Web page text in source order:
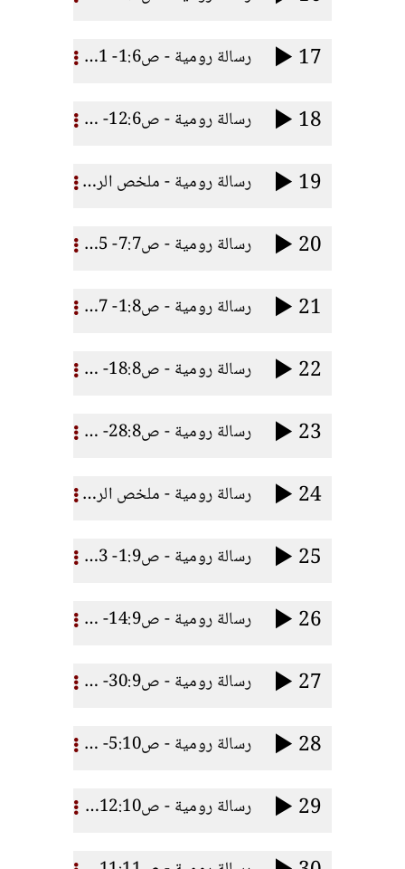
17 رسالة رومية - ص1:6- 11 المعمودية
18 رسالة رومية - ص12:6- 23 التحرر من الخطية
19 رسالة رومية - ملخص الرسالة + ص1:7- 6التحرر من الناموس
20 رسالة رومية - ص7:7- 25 عجز الناموس
21 رسالة رومية - ص1:8- 17 فى المسيح يسوع
22 رسالة رومية - ص18:8- 28 رجاؤنا
23 رسالة رومية - ص28:8- 31 المدعوون
24 رسالة رومية - ملخص الرسالة+ص32:8- 39أعظم من منتصرين
25 رسالة رومية - ص1:9- 13 الاختيار
26 رسالة رومية - ص14:9- 29 سلطان اللـه
27 رسالة رومية - ص30:9- 4:10عثرة الناموس
28 رسالة رومية - ص5:10- 11 كرازتنا
29 رسالة رومية - ص12:10- 10:11جحود اليهود